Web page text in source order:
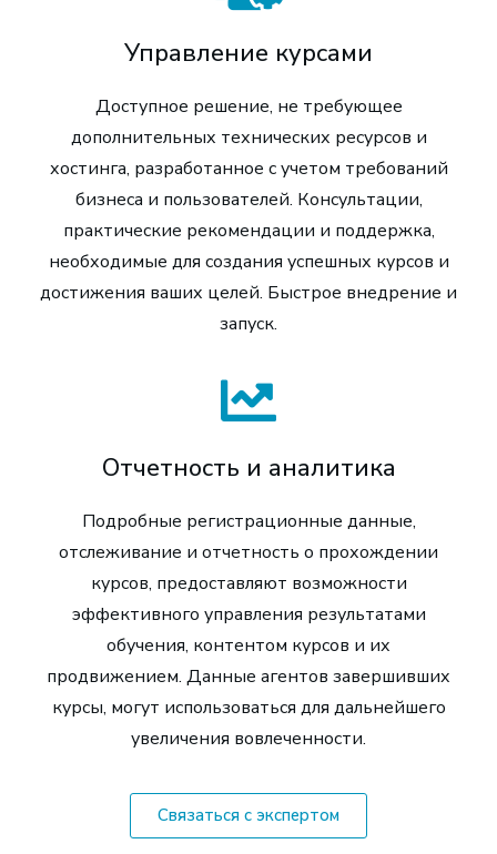
Управление курсами
Доступное решение, не требующее
дополнительных технических ресурсов и
хостинга, разработанное с учетом требований
бизнеса и пользователей. Консультации,
практические рекомендации и поддержка,
необходимые для создания успешных курсов и
достижения ваших целей. Быстрое внедрение и
запуск.
Отчетность и аналитика
Подробные регистрационные данные,
отслеживание и отчетность о прохождении
курсов, предоставляют возможности
эффективного управления результатами
обучения, контентом курсов и их
продвижением. Данные агентов завершивших
курсы, могут использоваться для дальнейшего
увеличения вовлеченности.
Связаться с экспертом